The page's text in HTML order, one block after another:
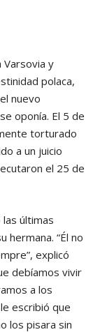
Varsovia y
polaca,
nuevo
oponía. El 5 de
torturado
a un juicio
el 25 de
últimas
hermana. “Él no
explicó
debíamos vivir
a los
escribió que
los pisara sin